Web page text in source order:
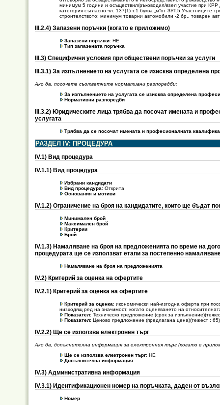
минимум 5 години и осъществил/ръководил/взел участие при КРР
категория съгласно чл. 137(1) т.1 буква „м”от ЗУТ.5.Участниците
строителството: минимум товарни автомобили -2 бр., товарен
ІІІ.2.4) Запазени поръчки (когато е приложимо)
Запазени поръчки: НЕ
Тип запазената поръчка
ІІІ.3) Специфични условия при обществени поръчки за услуги
ІІІ.3.1) За изпълнението на услугата се изисква определена
Ако да, посочете съответните нормативни разпоредби:
За изпълнението на услугата се изисква определена
Нормативни разпоредби
ІІІ.3.2) Юридическите лица трябва да посочат имената и
услугата
Трябва да се посочат имената и професионалната
РАЗДЕЛ IV: ПРОЦЕДУРА
ІV.1) Вид процедура
ІV.1.1) Вид процедура
Избрани кандидати
Вид процедура: Открита
Основания и мотиви
IV.1.2) Ограничение на броя на кандидатите, които ще бъдат
Минимален брой
Максимален брой
Критерии
Брой
IV.1.3) Намаляване на броя на предложенията по време на
процедурата ще се използват етапи за постепенно
Намаляване на броя на предложенията
ІV.2) Критерий за оценка на офертите
ІV.2.1) Критерий за оценка на офертите
Критерий за оценка: икономически най-изгодна оферта при
низходящ ред на значимост, когато оценяването на
Показател: Техническо предложение (срок за
Показател: Ценово предложение (предлагана цена)(тежест : 65)
ІV.2.2) Ще се използва електронен търг
Ако да, допълнителна информация за електронния търг (когато е
Ще се използва електронен търг: НЕ
Допълнителна информация
ІV.3) Административна информация
ІV.3.1) Идентификационен номер на поръчката, даден от
Номер